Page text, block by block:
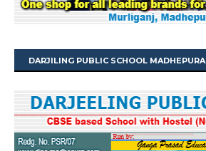
DARJILING PUBLIC SCHOOL MADHEPURA